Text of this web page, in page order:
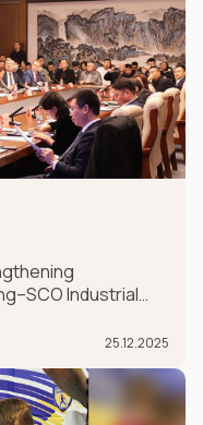
Industrial
25.12.2025